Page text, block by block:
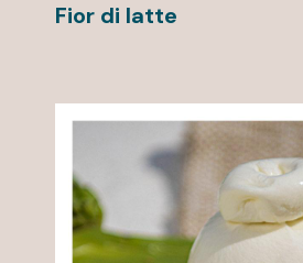
Fior di latte